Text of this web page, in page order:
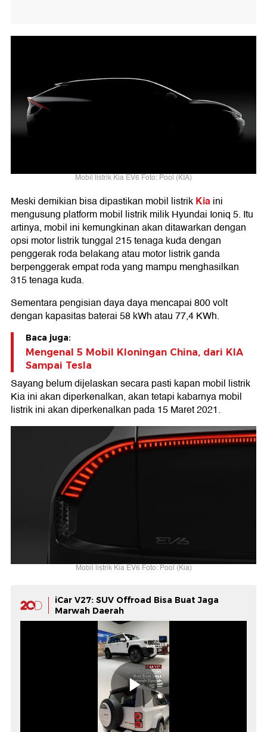
Mobil listrik Kia EV6 Foto: Pool (KIA)
Meski demikian bisa dipastikan mobil listrikKiaini
mengusung platform mobil listrik milik Hyundai Ioniq 5. Itu
artinya, mobil ini kemungkinan akan ditawarkan dengan
opsi motor listrik tunggal 215 tenaga kuda dengan
penggerak roda belakang atau motor listrik ganda
berpenggerak empat roda yang mampu menghasilkan
315 tenaga kuda.
Sementara pengisian daya daya mencapai 800 volt
dengan kapasitas baterai 58 kWh atau 77,4 KWh.
Baca juga:
Mengenal 5 Mobil Kloningan China, dari KIA
Sampai Tesla
Sayang belum dijelaskan secara pasti kapan mobil listrik
Kia ini akan diperkenalkan, akan tetapi kabarnya mobil
listrik ini akan diperkenalkan pada 15 Maret 2021.
Mobil listrik Kia EV6 Foto: Pool (Kia)
iCar V27: SUV Offroad Bisa Buat Jaga
Marwah Daerah